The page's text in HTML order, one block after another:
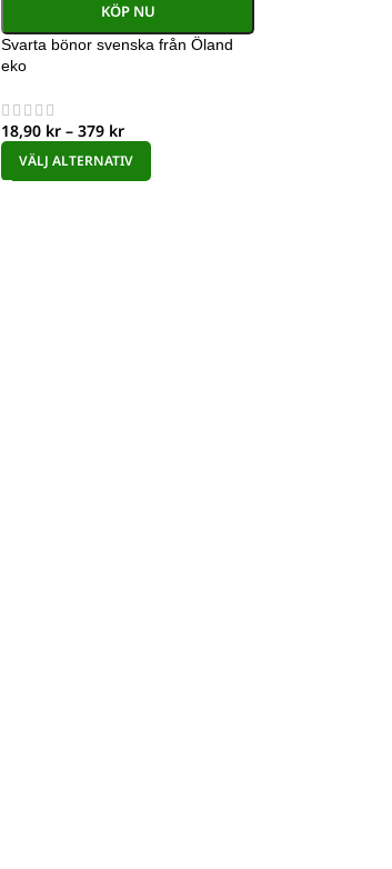
KÖP NU
Svarta bönor svenska från Öland
eko
18,90 kr – 379 kr
VÄLJ ALTERNATIV